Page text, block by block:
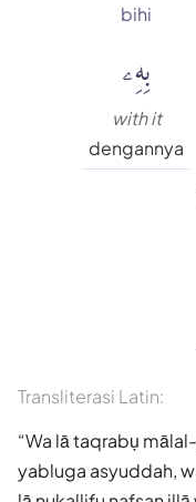
bihi
بِهِۦ
with it
dengannya
Transliterasi Latin:
Wa lā taqrabụ
yabluga asyuddah,